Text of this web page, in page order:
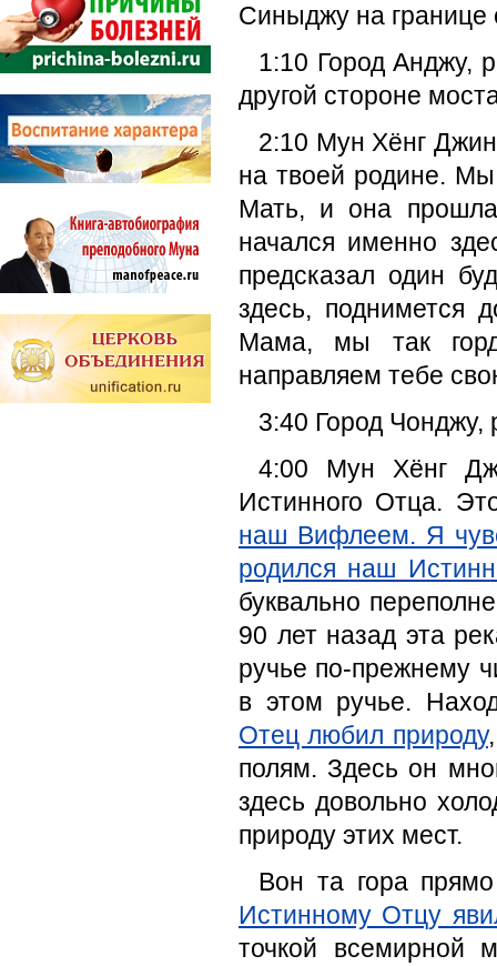
Синыджу на границе
1:10 Город Анджу,
другой стороне
2:10 Мун Хёнг
на твоей родине.
Мать, и она
начался именно
предсказал один
здесь, поднимется
Мама, мы так
направляем тебе
3:40 Город Чонджу,
4:00 Мун Хёнг
Истинного Отца.
наш Вифлеем. Я
родился наш
буквально
90 лет назад эта
ручье по-прежнему
в этом ручье.
Отец любил природу
полям. Здесь он
здесь довольно
природу этих мест.
Вон та гора
Истинному Отцу
точкой всемирной